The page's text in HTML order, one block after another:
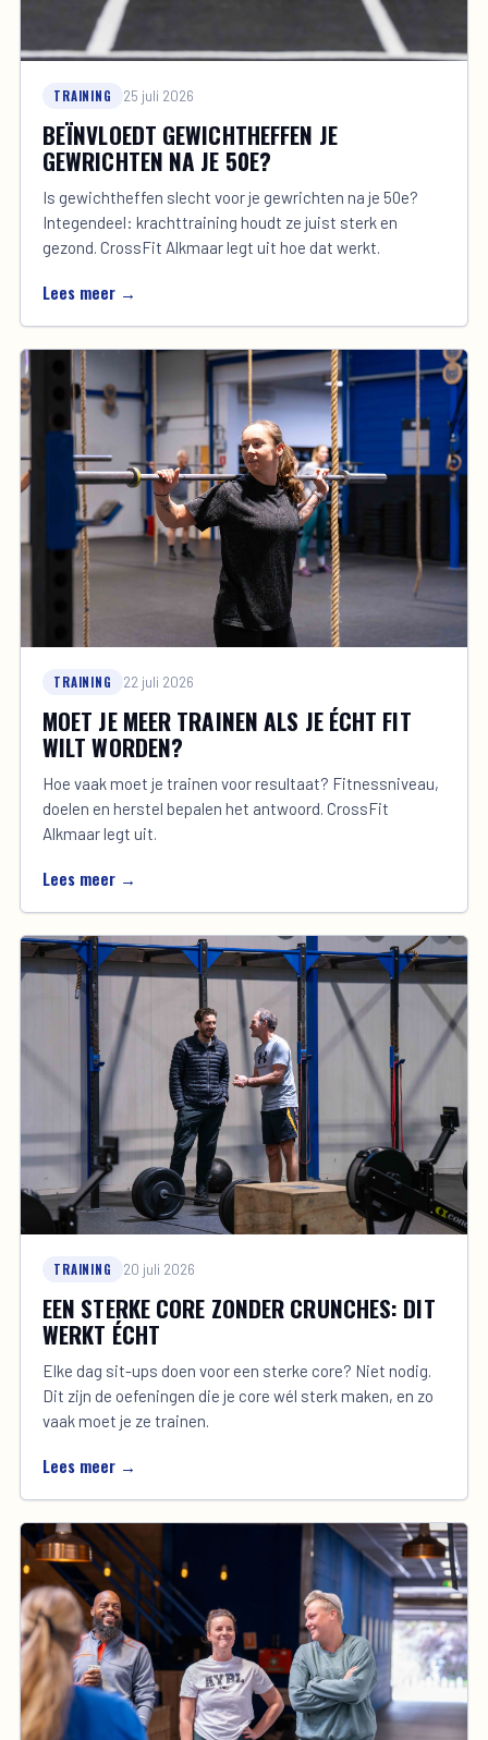
TRAINING 25 juli 2026
BEÏNVLOEDT GEWICHTHEFFEN JE
GEWRICHTEN NA JE 50E?
Is gewichtheffen slecht voor je gewrichten na je 50e?
Integendeel: krachttraining houdt ze juist sterk en
gezond. CrossFit Alkmaar legt uit hoe dat werkt.
Lees meer →
TRAINING 22 juli 2026
MOET JE MEER TRAINEN ALS JE ÉCHT FIT
WILT WORDEN?
Hoe vaak moet je trainen voor resultaat? Fitnessniveau,
doelen en herstel bepalen het antwoord. CrossFit
Alkmaar legt uit.
Lees meer →
TRAINING 20 juli 2026
EEN STERKE CORE ZONDER CRUNCHES: DIT
WERKT ÉCHT
Elke dag sit-ups doen voor een sterke core? Niet nodig.
Dit zijn de oefeningen die je core wél sterk maken, en zo
vaak moet je ze trainen.
Lees meer →